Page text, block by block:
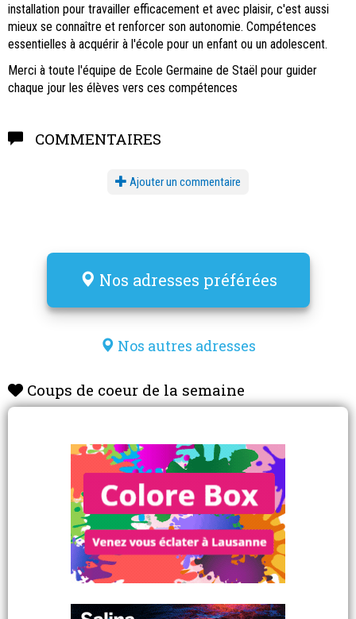
installation pour travailler efficacement et avec plaisir, c'est aussi
mieux se connaître et renforcer son autonomie. Compétences
essentielles à acquérir à l'école pour un enfant ou un adolescent.
Merci à toute l'équipe de Ecole Germaine de Staël pour guider
chaque jour les élèves vers ces compétences
COMMENTAIRES
Ajouter un commentaire
Nos adresses préférées
Nos autres adresses
Coups de coeur de la semaine